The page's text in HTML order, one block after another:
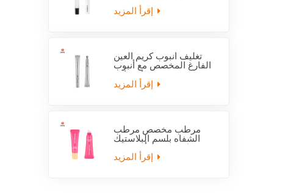
تغليف أنبوب كريم العين
الفارغ المخصص مع أنبوب
قضيب كهربائي
مرطب مخصص مرطب
الشفاه بلسم البلاستيك
فارغة ضغط أنبوب مع
قضيب